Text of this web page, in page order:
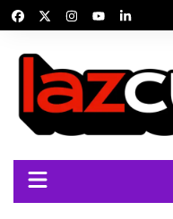
para
conteúdo